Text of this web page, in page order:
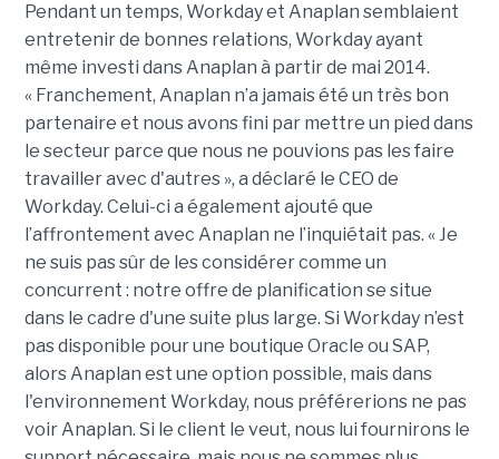
Pendant un temps, Workday et Anaplan semblaient
entretenir de bonnes relations, Workday ayant
même investi dans Anaplan à partir de mai 2014.
« Franchement, Anaplan n’a jamais été un très bon
partenaire et nous avons fini par mettre un pied dans
le secteur parce que nous ne pouvions pas les faire
travailler avec d'autres », a déclaré le CEO de
Workday. Celui-ci a également ajouté que
l’affrontement avec Anaplan ne l’inquiétait pas. « Je
ne suis pas sûr de les considérer comme un
concurrent : notre offre de planification se situe
dans le cadre d'une suite plus large. Si Workday n’est
pas disponible pour une boutique Oracle ou SAP,
alors Anaplan est une option possible, mais dans
l'environnement Workday, nous préférerions ne pas
voir Anaplan. Si le client le veut, nous lui fournirons le